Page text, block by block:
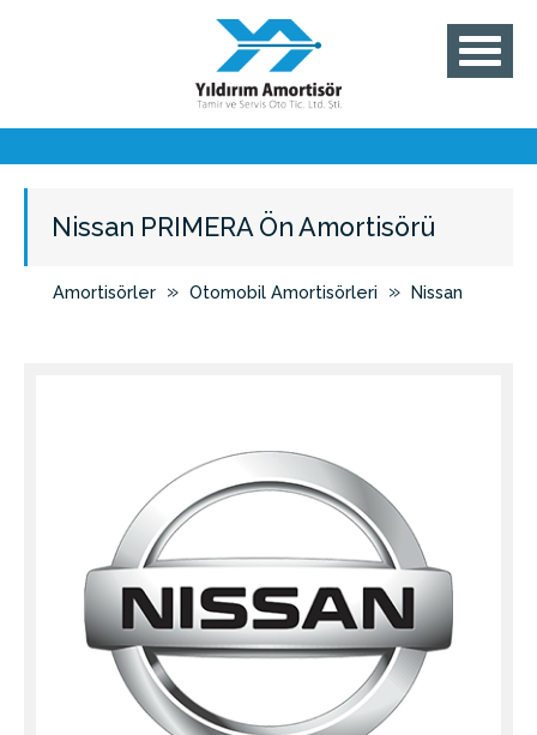
Nissan PRIMERA Ön Amortisörü
Amortisörler » Otomobil Amortisörleri » Nissan